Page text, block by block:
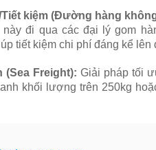
kiệm (Đường hàng
này đi qua các đại lý gom
tiết kiệm chi phí đáng kể
Freight): Giải pháp tối
khối lượng trên 250kg